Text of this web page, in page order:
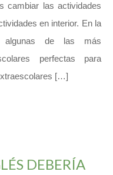
cambiar las actividades
en interior. En la
algunas de las más
perfectas para
[…]
DEBERÍA